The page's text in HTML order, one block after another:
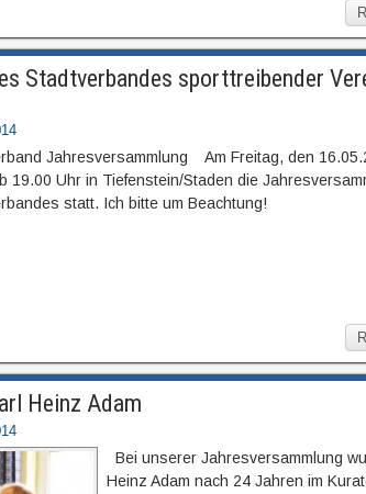
Stadtverbandes sporttreibender
Jahresversammlung Am Freitag, den
19.00 Uhr in Tiefenstein/Staden die
statt. Ich bitte um Beachtung!
Heinz Adam
Bei unserer Jahresversammlung
Heinz Adam nach 24 Jahren im